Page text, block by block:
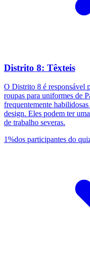
Distrito 8: Têxteis
O Distrito 8 é responsável
roupas para uniformes de
frequentemente
design. Eles podem ter
de trabalho severas.
1%dos participantes do